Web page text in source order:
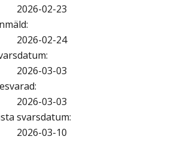
2026-02-23
:
2026-02-24
:
2026-03-03
:
2026-03-03
svarsdatum:
2026-03-10